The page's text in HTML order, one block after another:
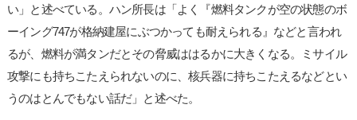
い」と述べている。ハン所長は「よく『燃料タンクが空の状態のボ
ーイング747が格納建屋にぶつかっても耐えられる』などと言われ
るが、燃料が満タンだとその脅威ははるかに大きくなる。ミサイル
攻撃にも持ちこたえられないのに、核兵器に持ちこたえるなどとい
うのはとんでもない話だ」と述べた。